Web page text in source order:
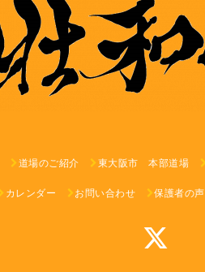
道場のご紹介 東大阪市 本部道場
カレンダー お問い合わせ 保護者の声